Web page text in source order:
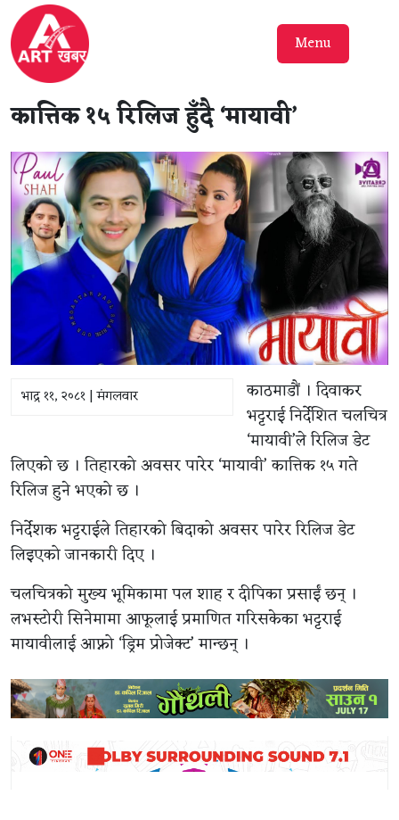
Menu
कात्तिक १५ रिलिज हुँदै ‘मायावी’
भाद्र ११, २०८१ | मंगलवार
काठमाडौं । दिवाकर
भट्टराई निर्देशित चलचित्र
‘मायावी’ले रिलिज डेट
लिएको छ । तिहारको अवसर पारेर ‘मायावी’ कात्तिक १५ गते
रिलिज हुने भएको छ ।
निर्देशक भट्टराईले तिहारको बिदाको अवसर पारेर रिलिज डेट
लिइएको जानकारी दिए ।
चलचित्रको मुख्य भूमिकामा पल शाह र दीपिका प्रसाईं छन् ।
लभस्टोरी सिनेमामा आफूलाई प्रमाणित गरिसकेका भट्टराई
मायावीलाई आफ्नो ‘ड्रिम प्रोजेक्ट’ मान्छन् ।